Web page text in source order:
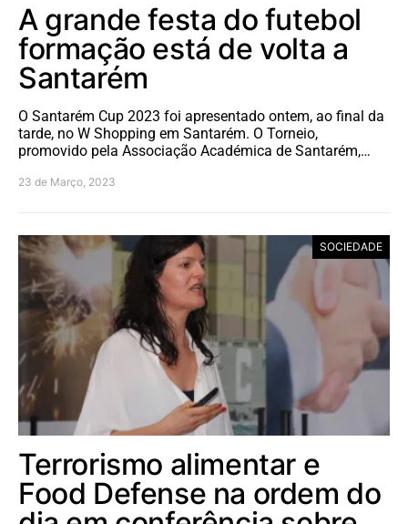
A grande festa do futebol
formação está de volta a
Santarém
O Santarém Cup 2023 foi apresentado ontem, ao final da
tarde, no W Shopping em Santarém. O Torneio,
promovido pela Associação Académica de Santarém,…
23 de Março, 2023
SOCIEDADE
Terrorismo alimentar e
Food Defense na ordem do